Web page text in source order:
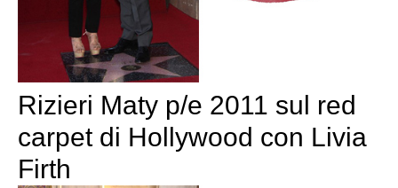
Rizieri Maty p/e 2011 sul red
carpet di Hollywood con Livia
Firth